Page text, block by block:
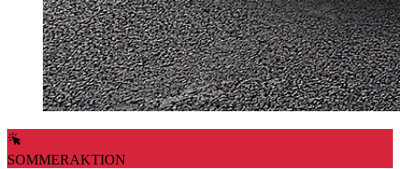
SOMMERAKTION